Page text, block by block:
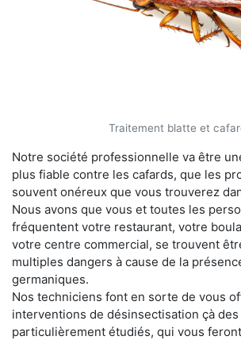
Traitement blatte et
Notre société professionnelle va être
plus fiable contre les cafards, que les
souvent onéreux que vous trouverez
Nous avons que vous et toutes les
fréquentent votre restaurant, votre
votre centre commercial, se trouvent
multiples dangers à cause de la
germaniques.
Nos techniciens font en sorte de vous
interventions de désinsectisation çà
particulièrement étudiés, qui vous